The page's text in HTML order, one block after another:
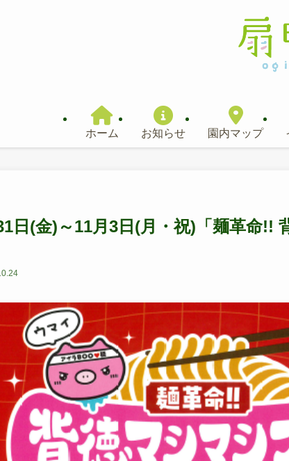
ホーム お知らせ 園内マップ
日(金)～11月3日(月・祝)「麺革命!!